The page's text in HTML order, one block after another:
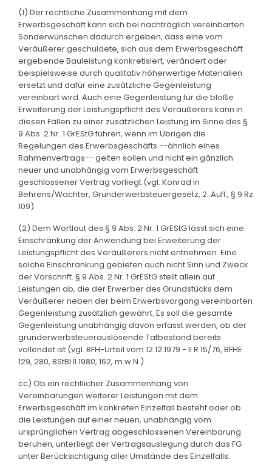
(1) Der rechtliche Zusammenhang mit dem
Erwerbsgeschäft kann sich bei nachträglich vereinbarten
Sonderwünschen dadurch ergeben, dass eine vom
Veräußerer geschuldete, sich aus dem Erwerbsgeschäft
ergebende Bauleistung konkretisiert, verändert oder
beispielsweise durch qualitativ höherwertige Materialien
ersetzt und dafür eine zusätzliche Gegenleistung
vereinbart wird. Auch eine Gegenleistung für die bloße
Erweiterung der Leistungspflicht des Veräußerers kann in
diesen Fällen zu einer zusätzlichen Leistung im Sinne des §
9 Abs. 2 Nr. 1 GrEStG führen, wenn im Übrigen die
Regelungen des Erwerbsgeschäfts --ähnlich eines
Rahmenvertrags-- gelten sollen und nicht ein gänzlich
neuer und unabhängig vom Erwerbsgeschäft
geschlossener Vertrag vorliegt (vgl. Konrad in
Behrens/Wachter, Grunderwerbsteuergesetz, 2. Aufl., § 9 Rz
109).
(2) Dem Wortlaut des § 9 Abs. 2 Nr. 1 GrEStG lässt sich eine
Einschränkung der Anwendung bei Erweiterung der
Leistungspflicht des Veräußerers nicht entnehmen. Eine
solche Einschränkung gebieten auch nicht Sinn und Zweck
der Vorschrift. § 9 Abs. 2 Nr. 1 GrEStG stellt allein auf
Leistungen ab, die der Erwerber des Grundstücks dem
Veräußerer neben der beim Erwerbsvorgang vereinbarten
Gegenleistung zusätzlich gewährt. Es soll die gesamte
Gegenleistung unabhängig davon erfasst werden, ob der
grunderwerbsteuerauslösende Tatbestand bereits
vollendet ist (vgl. BFH-Urteil vom 12.12.1979 - II R 15/76, BFHE
129, 280, BStBl II 1980, 162, m.w.N.).
cc) Ob ein rechtlicher Zusammenhang von
Vereinbarungen weiterer Leistungen mit dem
Erwerbsgeschäft im konkreten Einzelfall besteht oder ob
die Leistungen auf einer neuen, unabhängig vom
ursprünglichen Vertrag abgeschlossenen Vereinbarung
beruhen, unterliegt der Vertragsauslegung durch das FG
unter Berücksichtigung aller Umstände des Einzelfalls.